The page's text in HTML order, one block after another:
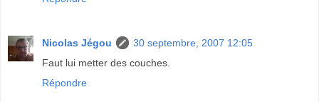
Nicolas Jégou
30 septembre, 2007 12:05
Faut lui metter des couches.
Répondre